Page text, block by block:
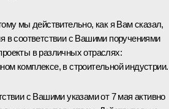
мы действительно, как я Вам сказал,
в соответствии с Вашими поручениями
в различных отраслях:
комплексе, в строительной индустрии.
с Вашими указами от 7 мая активно